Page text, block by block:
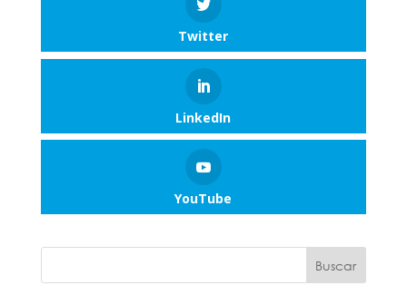
Twitter
LinkedIn
YouTube